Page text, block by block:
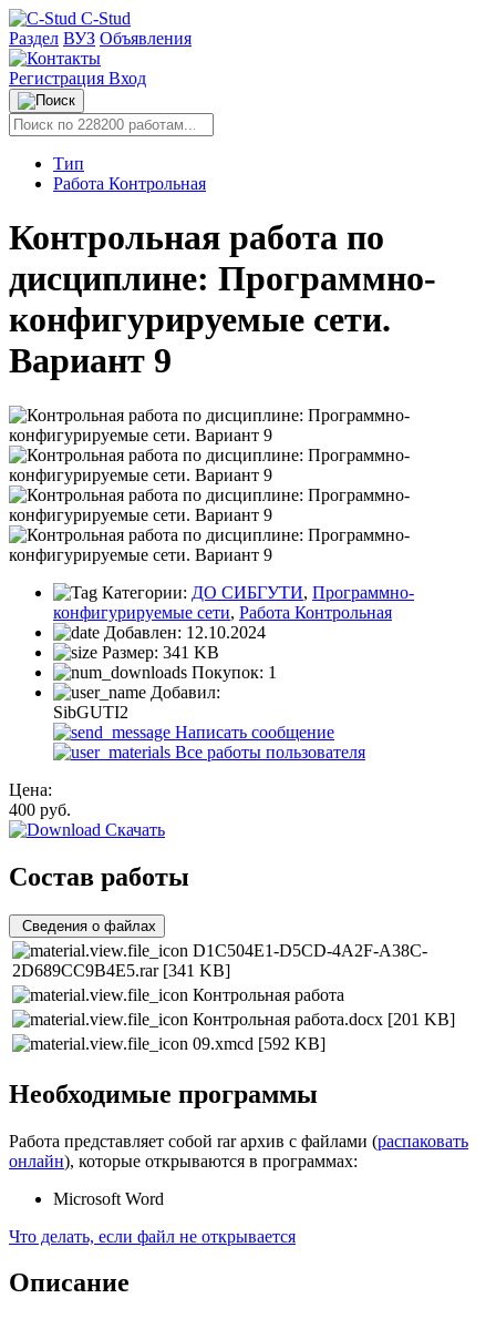
C-Stud
Раздел ВУЗ Объявления
Регистрация Вход
Тип
Работа Контрольная
Контрольная работа по
дисциплине: Программно-
конфигурируемые сети.
Вариант 9
Категории: ДО СИБГУТИ, Программно-
конфигурируемые сети, Работа Контрольная
Добавлен: 12.10.2024
Размер: 341 KB
Покупок: 1
Добавил:
SibGUTI2
Написать сообщение
Все работы пользователя
Цена:
400 руб.
Скачать
Состав работы
Сведения о файлах
D1C504E1-D5CD-4A2F-A38C-
2D689CC9B4E5.rar [341 KB]
Контрольная работа
Контрольная работа.docx [201 KB]
09.xmcd [592 KB]
Необходимые программы
Работа представляет собой rar архив с файлами (распаковать
онлайн), которые открываются в программах:
Microsoft Word
Что делать, если файл не открывается
Описание